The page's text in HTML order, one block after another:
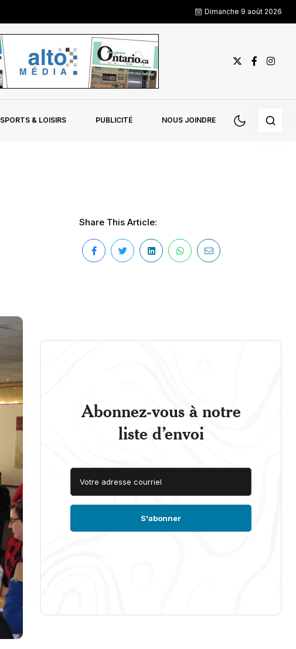
Dimanche 9 août 2026
SPORTS & LOISIRS PUBLICITÉ NOUS JOINDRE
Share This Article:
Abonnez-vous à notre
liste d’envoi